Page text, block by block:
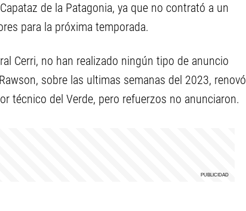
de la Patagonia, ya que no contrató a un
para la próxima temporada.
Cerri, no han realizado ningún tipo de anuncio
sobre las ultimas semanas del 2023, renovó
técnico del Verde, pero refuerzos no anunciaron.